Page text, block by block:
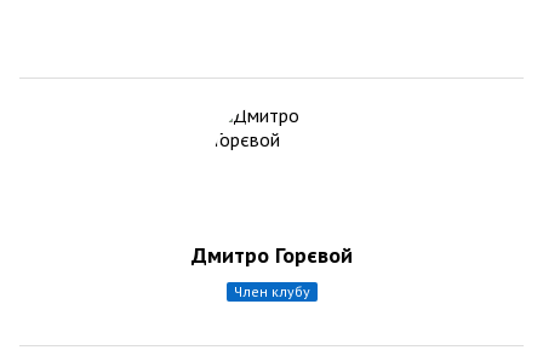
Дмитро Горєвой
член клубу